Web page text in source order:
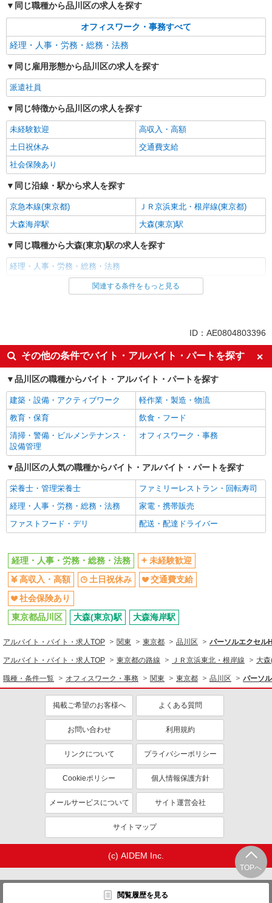
同じ職種から品川区の求人を探す
オフィスワーク・事務すべて
経理・人事・労務・総務・法務
同じ雇用形態から品川区の求人を探す
派遣社員
同じ特徴から品川区の求人を探す
未経験歓迎
高収入・高額
土日祝休み
交通費支給
社会保険あり
同じ沿線・駅から求人を探す
京急本線(東京都)
ＪＲ京浜東北・根岸線(東京都)
大森海岸駅
大森(東京)駅
同じ職種から大森(東京)駅の求人を探す
経理・人事・労務・総務・法務
同じ雇用形態から大森(東京)駅の求人を探す
未経験歓迎
高収入・高額
土日祝休み
交通費支給
社会保険あり
同じ職種から求人を探す
オフィスワーク・事務
経理・人事・労務・総務・法務
同じ特徴から求人を探す
未経験歓迎
土日祝休み
交通費支給
社会保険あり
関連する条件をもっと見る
ID：AE0804803396
その他の条件でバイト・アルバイト・パートを探す
品川区の職種からバイト・アルバイト・パートを探す
建築・設備・アクティブワーク
軽作業・製造・物流
教育・保育
飲食・フード
清掃・警備・ビルメンテナンス・
設備管理
オフィスワーク・事務
品川区の人気の職種からバイト・アルバイト・パートを探す
栄養士・管理栄養士
ファミリーレストラン・回転寿司
経理・人事・労務・総務・法務
家電・携帯販売
ファストフード・デリ
配送・配達ドライバー
TOPへ
閲覧履歴を見る
経理・人事・労務・総務・法務
未経験歓迎
高収入・高額
土日祝休み
交通費支給
社会保険あり
東京都品川区
大森(東京)駅 大森海岸駅
アルバイト・バイト・求人TOP 関東 東京都 品川区 パーソルエクセル
アルバイト・バイト・求人TOP 東京都の路線 ＪＲ京浜東北・根岸線 大
職種・条件一覧 オフィスワーク・事務 関東 東京都 品川区 パーソ
掲載ご希望のお客様へ よくある質問
お問い合わせ 利用規約
リンクについて プライバシーポリシー
Cookieポリシー 個人情報保護方針
メールサービスについて サイト運営会社
サイトマップ
(c) AIDEM Inc.